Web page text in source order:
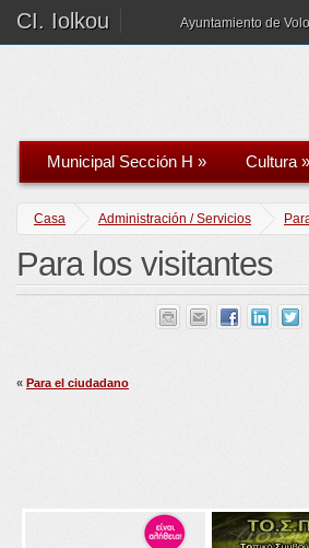
CI. Iolkou Ayuntamiento de
Municipal Sección H » Cultura»
Casa Administración / Servicios
Para los visitantes
« Para el ciudadano